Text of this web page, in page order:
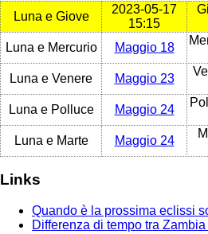
Luna e Giove
2023-05-17
15:15
Luna e Mercurio
Maggio 18
Luna e Venere
Maggio 23
Luna e Polluce
Maggio 24
Luna e Marte
Maggio 24
Links
Quando è la prossima eclissi
Differenza di tempo tra